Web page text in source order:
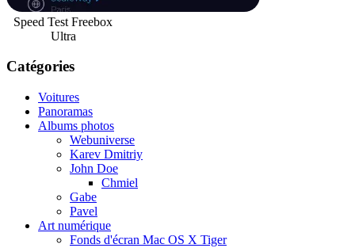
Speed Test Freebox
Ultra
Catégories
Voitures
Panoramas
Albums photos
Webuniverse
Karev Dmitriy
John Doe
Chmiel
Gabe
Pavel
Art numérique
Fonds d'écran Mac OS X Tiger